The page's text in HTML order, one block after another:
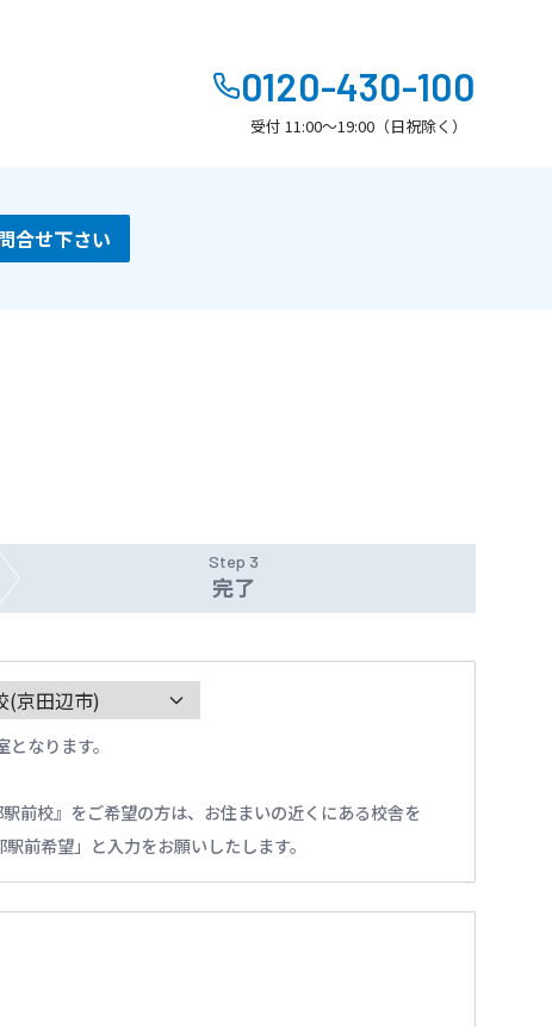
0120-430-100
受付 11:00～19:00（日祝除く）
合せ下さい
Step 3
完了
なります。
前校』をご希望の方は、お住まいの近くにある校舎を
前希望」と入力をお願いしたします。